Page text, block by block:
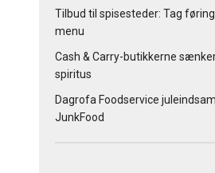
Tilbud til spisesteder: Tag
menu
Cash & Carry-butikkerne
spiritus
Dagrofa Foodservice
JunkFood